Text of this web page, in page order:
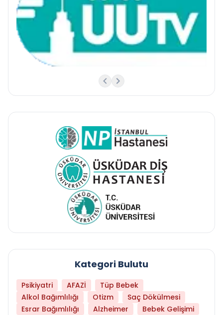
Kategori Bulutu
Psikiyatri AFAZİ
Tüp Bebek
Alkol Bağımlılığı
Otizm
Saç Dökülmesi
Esrar Bağımlılığı
Alzheimer
Bebek Gelişimi